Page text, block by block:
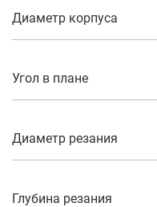
Диаметр корпуса
Угол в плане
Диаметр резания
Глубина резания